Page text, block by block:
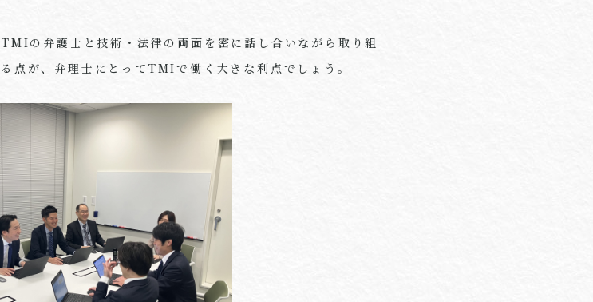
TMIの弁護士と技術・法律の両面を密に話し合いながら取り組
点が、弁理士にとって TMIで働く大きな利点でしょう。